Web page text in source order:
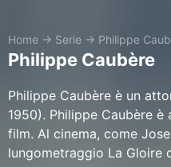
Home → Serie → Philippe
Philippe Caubère
Philippe Caubère è un
1950). Philippe Caubère è
film. Al cinema, come
lungometraggio La Gloire